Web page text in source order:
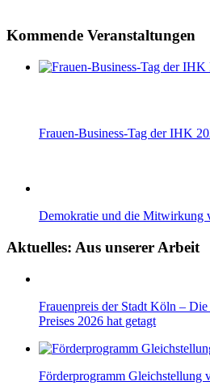
Kommende Veranstaltungen
Frauen-Business-Tag der IHK
Demokratie und die Mitwirkung
Aktuelles: Aus unserer Arbeit
Frauenpreis der Stadt Köln –
Preises 2026 hat getagt
Förderprogramm Gleichstellung